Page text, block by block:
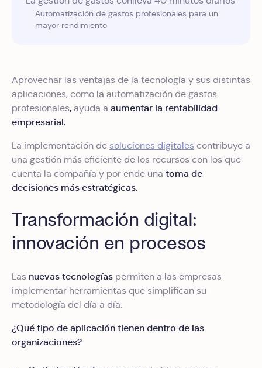
Automatización de gastos profesionales para un
mayor rendimiento
Aprovechar las ventajas de la tecnología y sus distintas
aplicaciones, como la automatización de gastos
profesionales, ayuda a aumentar la rentabilidad
empresarial.
La implementación de soluciones digitales contribuye a
una gestión más eficiente de los recursos con los que
cuenta la compañía y por ende una toma de
decisiones más estratégicas.
Transformación digital:
innovación en procesos
Las nuevas tecnologías permiten a las empresas
implementar herramientas que simplifican su
metodología del día a día.
¿Qué tipo de aplicación tienen dentro de las
organizaciones?